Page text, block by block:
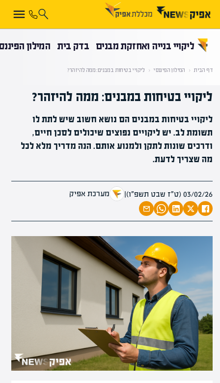
ליקויי בנייה ואחזקת מבנים בדק בית המילון
דף הבית ‹ המילון הפיננסי ‹ ליקויי בטיחות במבנים: ממה להיזהר?
ליקויי בטיחות במבנים: ממה להיזהר?
ליקויי בטיחות במבנים הם נושא חשוב שיש לתת לו
תשומת לב. יש ליקויים נפוצים שיכולים לסכן חיים,
ודרכים שונות לתקן ולמנוע אותם. הנה מדריך מלא לכל
מה שצריך לדעת.
03/02/26 (ט״ז שבט תשפ״ו) | מערכת אפיק